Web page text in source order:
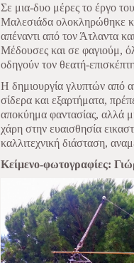
Σε μια-δυο μέρες το έργο
Μαλεσιάδα ολοκληρώθηκε
απέναντι από τον Άτλαντα
Μέδουσες και σε φαγιούμ,
οδηγούν τον θεατή-
Η δημιουργία γλυπτών από
σίδερα και εξαρτήματα,
αποκύημα φαντασίας, αλλά
χάρη στην ευαισθησία
καλλιτεχνική διάσταση,
Κείμενο-φωτογραφίες: